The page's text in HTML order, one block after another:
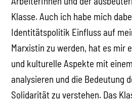
Klasse. Auch ich habe mich
Identitätspolitik Einfluss auf
Marxistin zu werden, hat es mir
und kulturelle Aspekte mit
analysieren und die Bedeutung
Solidarität zu verstehen. Das